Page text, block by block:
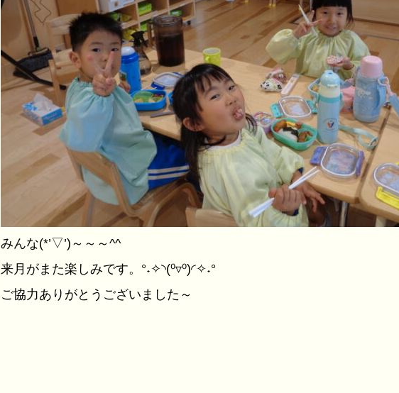
みんな(*’▽’)～～～^^
来月がまた楽しみです。°˖✧◝(⁰▿⁰)◜✧˖°
ご協力ありがとうございました～